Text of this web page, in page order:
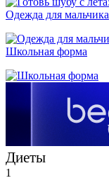
Одежда для мальчика
Школьная форма
Диеты
1